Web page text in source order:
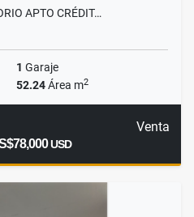
APTO CRÉDIT…
1 Garaje
52.24Área m2
Venta
USD